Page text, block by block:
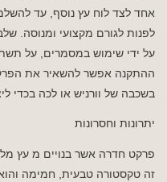
אחד לצד לוח עץ נוסף, עד
לפנות לגורם מקצועי ומנוסה.
על ידי שימוש במסמרים, על
ההתקנה אפשר להשאיר את
בשכבה של וורניש או לכה בכדי
יתרונות וחסרונות
פרקט חדרה אשר בנויים מ עץ
זה טקסטורה טבעית, חמימה